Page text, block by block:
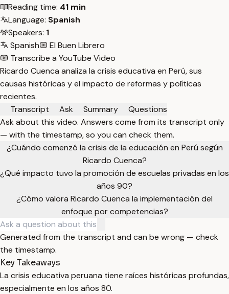
Reading time: 41 min
Language: Spanish
Speakers: 1
Spanish
El Buen Librero
Transcribe a YouTube Video
Ricardo Cuenca analiza la crisis educativa en Perú, sus
causas históricas y el impacto de reformas y políticas
recientes.
Transcript
Ask Summary
Questions
Ask about this video. Answers come from its transcript only
— with the timestamp, so you can check them.
¿Cuándo comenzó la crisis de la educación en Perú según
Ricardo Cuenca?
¿Qué impacto tuvo la promoción de escuelas privadas en los
años 90?
¿Cómo valora Ricardo Cuenca la implementación del
enfoque por competencias?
Generated from the transcript and can be wrong — check
the timestamp.
Key Takeaways
La crisis educativa peruana tiene raíces históricas profundas,
especialmente en los años 80.